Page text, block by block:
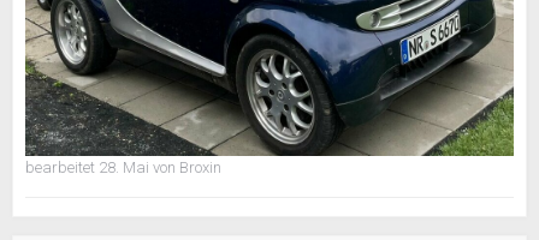
bearbeitet 28. Mai von Broxin